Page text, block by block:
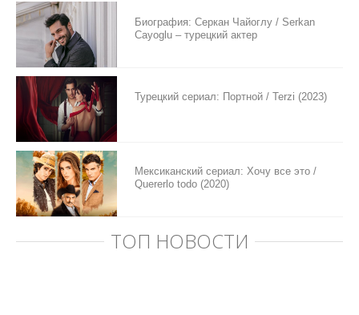
Биография: Серкан Чайоглу / Serkan
Cayoglu – турецкий актер
Турецкий сериал: Портной / Terzi (2023)
Мексиканский сериал: Хочу все это /
Quererlo todo (2020)
ТОП НОВОСТИ